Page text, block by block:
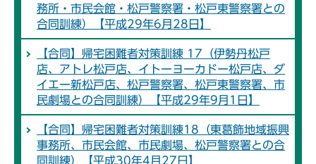
務所・市民会館・松戸警察署・松戸東警察署との
合同訓練）【平成29年6月28日】
【合同】帰宅困難者対策訓練 17（伊勢丹松戸
店、アトレ松戸店、イトーヨーカドー松戸店、ダ
イエー新松戸店、松戸警察署、松戸東警察署、市
民劇場との合同訓練）【平成29年9月1日】
【合同】帰宅困難者対策訓練18（東葛飾地域振興
事務所、市民会館、市民劇場、松戸警察署との合
同訓練）【平成30年4月27日】